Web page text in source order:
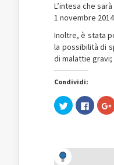
L’intesa che
1 novembre
Inoltre, è stata
la possibilità di
di malattie
Condividi:
Fai
clic
(Si
apre
Fai
clic